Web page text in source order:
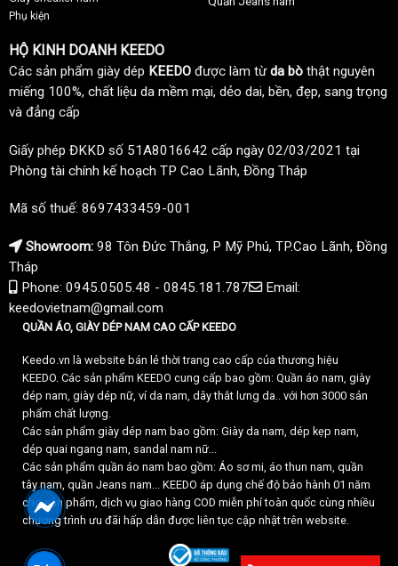
Phụ kiện
HỘ KINH DOANH KEEDO
Các sản phẩm giày dép KEEDO được làm từda bò thật nguyên
miếng 100%, chất liệu da mềm mại, dẻo dai, bền, đẹp, sang trọng
và đẳng cấp
Giấy phép ĐKKD số 51A8016642 cấp ngày 02/03/2021 tại
Phòng tài chính kế hoạch TP Cao Lãnh, Đồng Tháp
Mã số thuế: 8697433459-001
Showroom: 98 Tôn Đức Thắng, P Mỹ Phú, TP.Cao Lãnh, Đồng
Tháp
Phone: 0945.0505.48 - 0845.181.787
Email:
keedovietnam@gmail.com
QUẦN ÁO, GIÀY DÉP NAM CAO CẤP KEEDO
Keedo.vn là website bán lẻ thời trang cao cấp của thương hiệu
KEEDO. Các sản phẩm KEEDO cung cấp bao gồm: Quần áo nam, giày
dép nam, giày dép nữ, ví da nam, dây thắt lưng da.. với hơn 3000 sản
phẩm chất lượng.
Các sản phẩm giày dép nam bao gồm: Giày da nam, dép kẹp nam,
dép quai ngang nam, sandal nam nữ...
Các sản phẩm quần áo nam bao gồm: Áo sơ mi, áo thun nam, quần
tây nam, quần Jeans nam... KEEDO áp dụng chế độ bảo hành 01 năm
cho sản phẩm, dịch vụ giao hàng COD miễn phí toàn quốc cùng nhiều
chương trình ưu đãi hấp dẫn được liên tục cập nhật trên website.